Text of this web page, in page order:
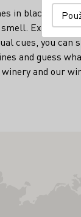
in black wine
cues, you can
and guess
and our